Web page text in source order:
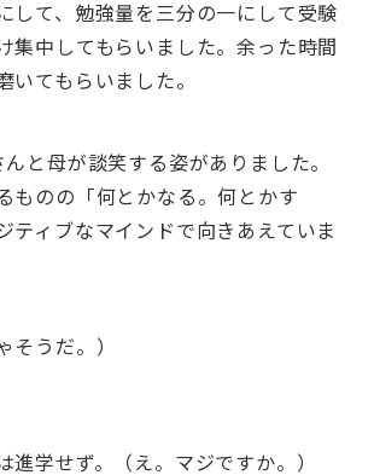
して、勉強量を三分の一にして受験
集中してもらいました。余った時間
いてもらいました。
と母が談笑する姿がありました。
ものの「何とかなる。何とかす
ティブなマインドで向きあえていま
そうだ。）
進学せず。（え。マジですか。）